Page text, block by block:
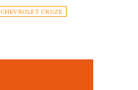
CHEVROLET CRUZE